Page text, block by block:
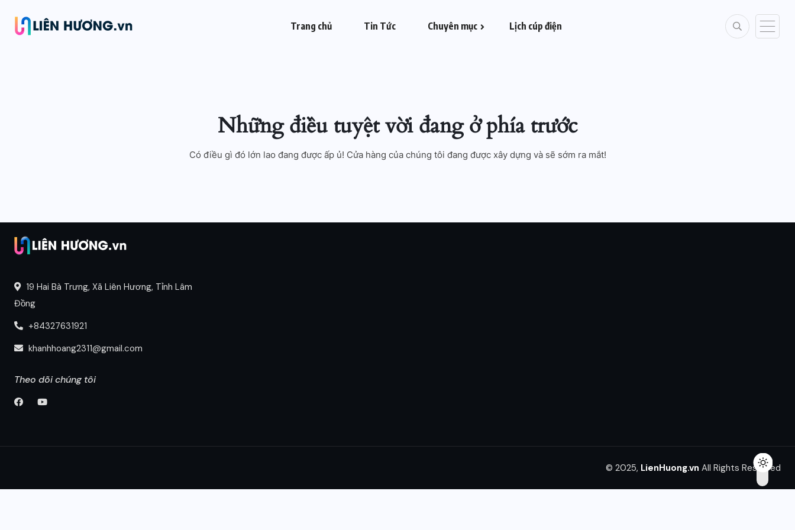
Trang chủ Tin Tức Chuyên mục Lịch cúp điện
Những điều tuyệt vời đang ở phía trước
Có điều gì đó lớn lao đang được ấp ủ! Cửa hàng của chúng tôi đang được xây dựng và sẽ sớm ra mắt!
19 Hai Bà Trưng, Xã Liên Hương, Tỉnh Lâm
Đồng
+84327631921
khanhhoang2311@gmail.com
Theo dõi chúng tôi
© 2025, LienHuong.vn All Rights Reserved